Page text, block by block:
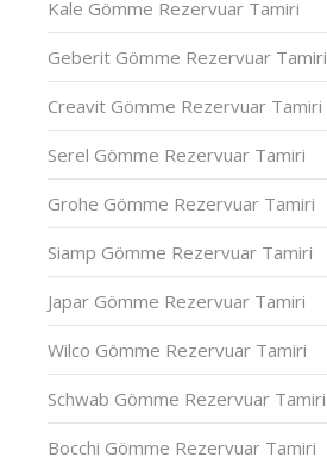
Kale Gömme Rezervuar Tamiri
Geberit Gömme Rezervuar Tamiri
Creavit Gömme Rezervuar Tamiri
Serel Gömme Rezervuar Tamiri
Grohe Gömme Rezervuar Tamiri
Siamp Gömme Rezervuar Tamiri
Japar Gömme Rezervuar Tamiri
Wilco Gömme Rezervuar Tamiri
Schwab Gömme Rezervuar Tamiri
Bocchi Gömme Rezervuar Tamiri